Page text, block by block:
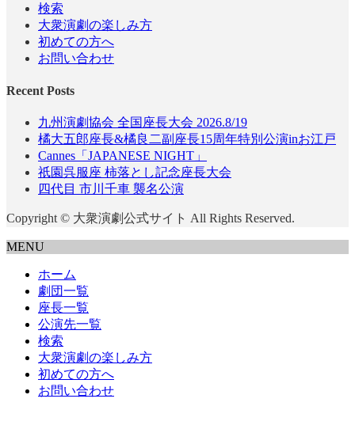
検索
大衆演劇の楽しみ方
初めての方へ
お問い合わせ
Recent Posts
九州演劇協会 全国座長大会 2026.8/19
橘大五郎座長&橘良二副座長15周年特別公演inお江戸
Cannes「JAPANESE NIGHT」
祇園呉服座 柿落とし記念座長大会
四代目 市川千車 襲名公演
Copyright © 大衆演劇公式サイト All Rights Reserved.
MENU
ホーム
劇団一覧
座長一覧
公演先一覧
検索
大衆演劇の楽しみ方
初めての方へ
お問い合わせ